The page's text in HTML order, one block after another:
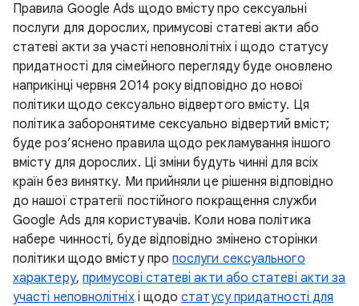
Правила Google Ads щодо вмісту про сексуальні
послуги для дорослих, примусові статеві акти або
статеві акти за участі неповнолітніх і щодо статусу
придатності для сімейного перегляду буде оновлено
наприкінці червня 2014 року відповідно до нової
політики щодо сексуально відвертого вмісту. Ця
політика заборонятиме сексуально відвертий вміст;
буде роз’яснено правила щодо рекламування іншого
вмісту для дорослих. Ці зміни будуть чинні для всіх
країн без винятку. Ми прийняли це рішення відповідно
до нашої стратегії постійного покращення служби
Google Ads для користувачів. Коли нова політика
набере чинності, буде відповідно змінено сторінки
політики щодо вмісту пропослуги сексуального
характеру, примусові статеві акти або статеві акти за
участі неповнолітніхі щодостатусу придатності для